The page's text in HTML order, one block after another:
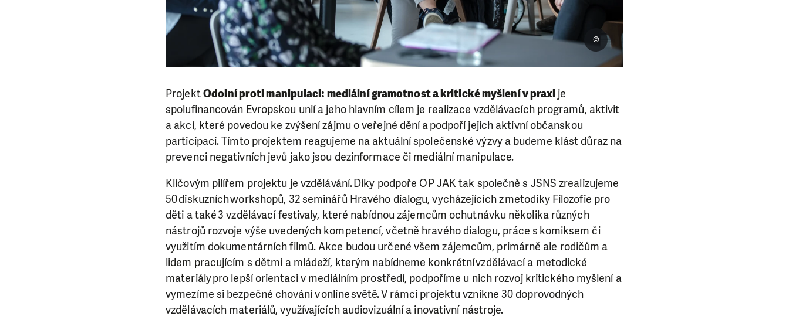
©
ProjektOdolní proti manipulaci: mediální gramotnost a kritické myšlení vpraxi je
spolufinancován Evropskou unií a jeho hlavním cílem je realizace vzdělávacích programů, aktivit
a akcí, které povedou ke zvýšení zájmu o veřejné dění a podpoří jejich aktivní občanskou
participaci. Tímto projektem reagujeme na aktuální společenské výzvy a budeme klást důraz na
prevenci negativních jevů jako jsou dezinformace či mediální manipulace.
Klíčovým pilířem projektu je vzdělávání. Díky podpoře OP JAK tak společně s JSNS zrealizujeme
50 diskuzních workshopů, 32 seminářů Hravého dialogu, vycházejících z metodiky Filozofie pro
děti a také 3 vzdělávací festivaly, které nabídnou zájemcům ochutnávku několika různých
nástrojů rozvoje výše uvedených kompetencí, včetně hravého dialogu, práce s komiksem či
využitím dokumentárních filmů. Akce budou určené všem zájemcům, primárně ale rodičům a
lidem pracujícím s dětmi a mládeží, kterým nabídneme konkrétní vzdělávací a metodické
materiály pro lepší orientaci v mediálním prostředí, podpoříme u nich rozvoj kritického myšlení a
vymezíme si bezpečné chování v online světě. V rámci projektu vznikne 30 doprovodných
vzdělávacích materiálů, využívajících audiovizuální a inovativní nástroje.